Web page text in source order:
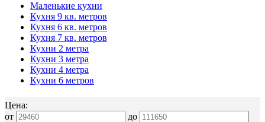
Маленькие кухни
Кухня 9 кв. метров
Кухня 6 кв. метров
Кухня 7 кв. метров
Кухни 2 метра
Кухни 3 метра
Кухни 4 метра
Кухни 6 метров
Цена:
от
до